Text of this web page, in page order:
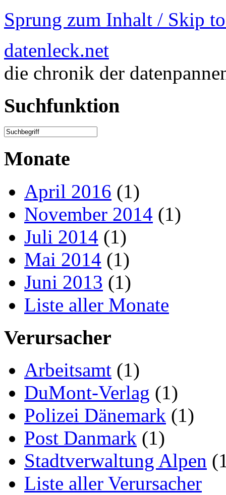
Sprung zum Inhalt / Skip
datenleck.net
die chronik der
Suchfunktion
Monate
April 2016 (1)
November 2014 (1)
Juli 2014 (1)
Mai 2014 (1)
Juni 2013 (1)
Liste aller Monate
Verursacher
Arbeitsamt (1)
DuMont-Verlag (1)
Polizei Dänemark (1)
Post Danmark (1)
Stadtverwaltung Alpen
Liste aller Verursacher